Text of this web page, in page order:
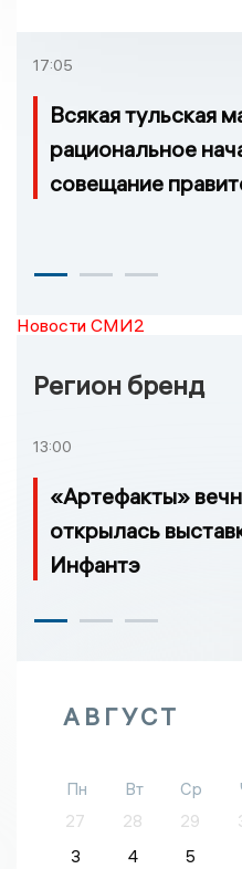
17:05
Всякая тульская
рациональное
совещание
Новости СМИ2
Регион бренд
13:00
«Артефакты»
открылась
Инфантэ
АВГУСТ
Пн Вт Ср
27
28 29
3
4 5